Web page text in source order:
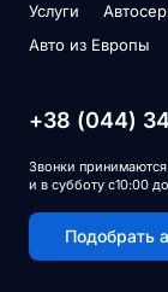
Услуги
Авто из Европы
+38 (044)
Звонки
и в субботу с10:00
Подобрать